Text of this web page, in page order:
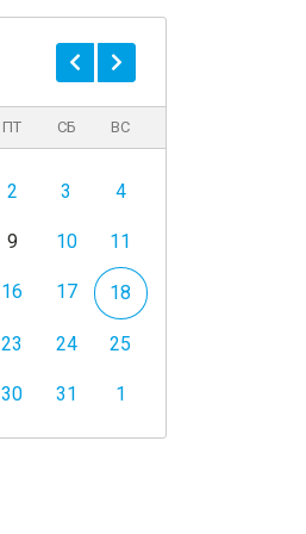
ПТ СБ ВС
2 3 4
9 10 11
16 17 18
23 24 25
30 31 1